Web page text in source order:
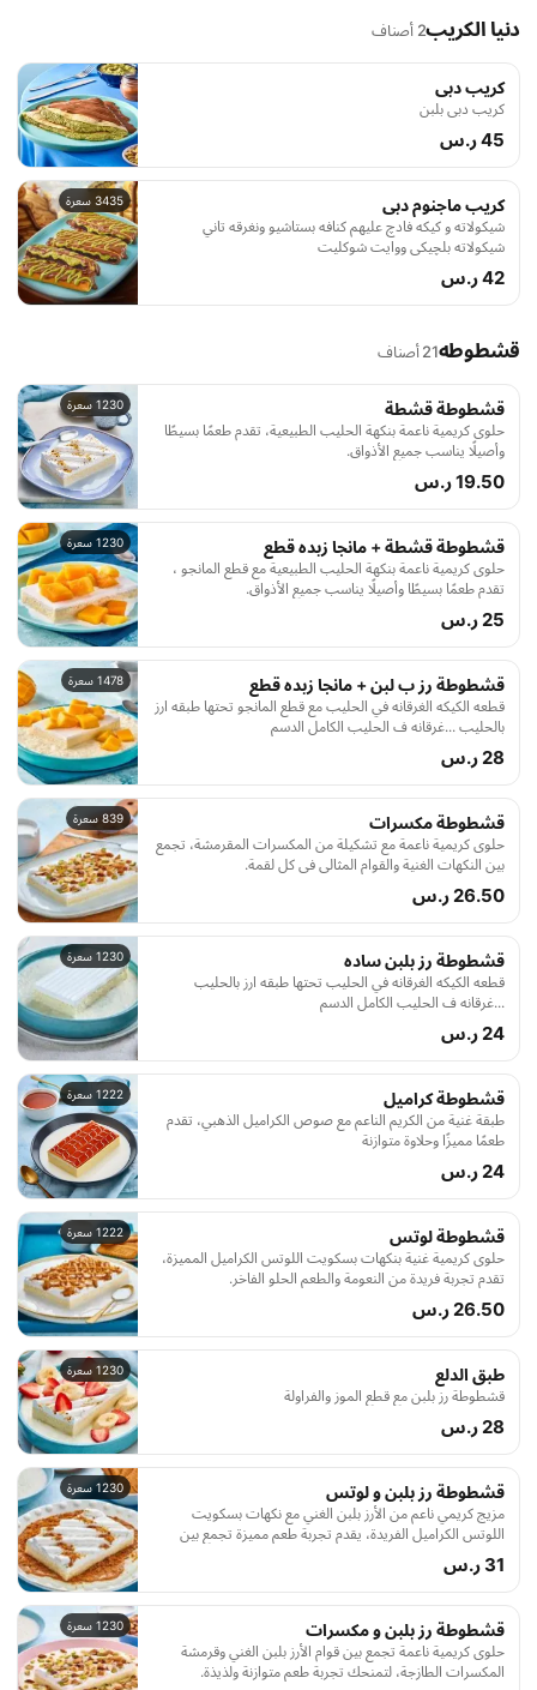
دنيا الكريب2 أصناف
كريب دبى
كريب دبى بلبن
45 ر.س
3435 سعرة كريب ماجنوم دبى
شيكولاته و كيكه فادچ عليهم كنافه بستاشيو ونغرقه تاني
شيكولاته بلچيكي ووايت شوكليت
42 ر.س
قشطوطه21 أصناف
1230 سعرة قشطوطة قشطة
حلوى كريمية ناعمة بنكهة الحليب الطبيعية، تقدم طعمًا بسيطًا
وأصيلًا يناسب جميع الأذواق.
19.50 ر.س
1230 سعرة قشطوطة قشطة + مانجا زبده قطع
حلوى كريمية ناعمة بنكهة الحليب الطبيعية مع قطع المانجو ،
تقدم طعمًا بسيطًا وأصيلًا يناسب جميع الأذواق.
25 ر.س
1478 سعرة قشطوطة رز ب لبن + مانجا زبده قطع
قطعه الكيكه الغرقانه في الحليب مع قطع المانجو تحتها طبقه ارز
بالحليب ...غرقانه ف الحليب الكامل الدسم
28 ر.س
839 سعرة قشطوطة مكسرات
حلوى كريمية ناعمة مع تشكيلة من المكسرات المقرمشة، تجمع
بين النكهات الغنية والقوام المثالي في كل لقمة.
26.50 ر.س
1230 سعرة قشطوطة رز بلبن ساده
قطعه الكيكه الغرقانه في الحليب تحتها طبقه ارز بالحليب
...غرقانه ف الحليب الكامل الدسم
24 ر.س
1222 سعرة قشطوطة كراميل
طبقة غنية من الكريم الناعم مع صوص الكراميل الذهبي، تقدم
طعمًا مميزًا وحلاوة متوازنة
24 ر.س
1222 سعرة قشطوطة لوتس
حلوى كريمية غنية بنكهات بسكويت اللوتس الكراميل المميزة،
تقدم تجربة فريدة من النعومة والطعم الحلو الفاخر.
26.50 ر.س
1230 سعرة طبق الدلع
قشطوطة رز بلبن مع قطع الموز والفراولة
28 ر.س
1230 سعرة قشطوطة رز بلبن و لوتس
مزيج كريمي ناعم من الأرز بلبن الغني مع نكهات بسكويت
اللوتس الكراميل الفريدة، يقدم تجربة طعم مميزة تجمع بين
الكلاسيكية والحداثة.
31 ر.س
1230 سعرة قشطوطة رز بلبن و مكسرات
حلوى كريمية ناعمة تجمع بين قوام الأرز بلبن الغني وقرمشة
المكسرات الطازجة، لتمنحك تجربة طعم متوازنة ولذيذة.